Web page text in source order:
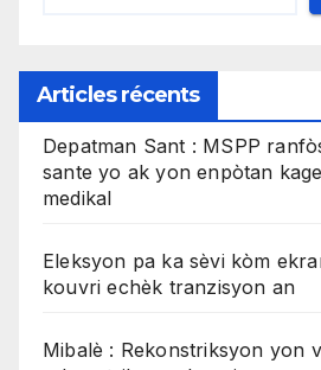
Articles récents
Depatman Sant : MSPP
sante yo ak yon enpòtan
medikal
Eleksyon pa ka sèvi kòm
kouvri echèk tranzisyon an
Mibalè : Rekonstriksyon yon